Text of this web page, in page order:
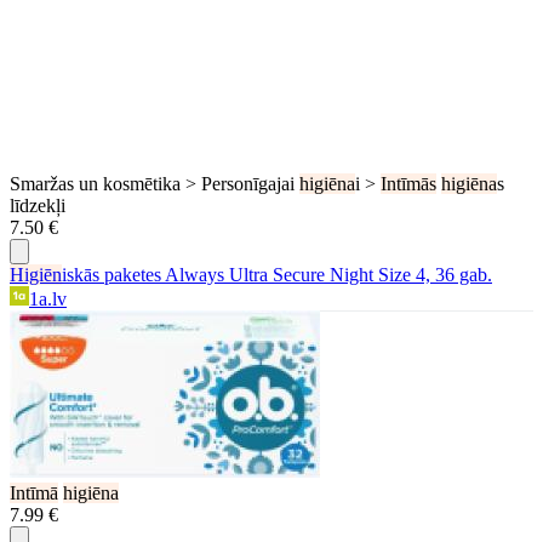
Smaržas un kosmētika > Personīgajai higiēnai > Intīmās higiēnas
līdzekļi
7.50 €
Higiēniskās paketes Always Ultra Secure Night Size 4, 36 gab.
1a.lv
Intīmā higiēna
7.99 €